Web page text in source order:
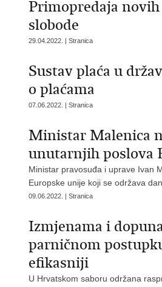
Primopredaja
slobode
29.04.2022. | Stranica
Sustav plaća u
o plaćama
07.06.2022. | Stranica
Ministar Malenica
unutarnjih poslova
Ministar pravosuđa i uprave Ivan
Europske unije koji se održava
09.06.2022. | Stranica
Izmjenama i
parničnom
efikasniji
U Hrvatskom saboru održana